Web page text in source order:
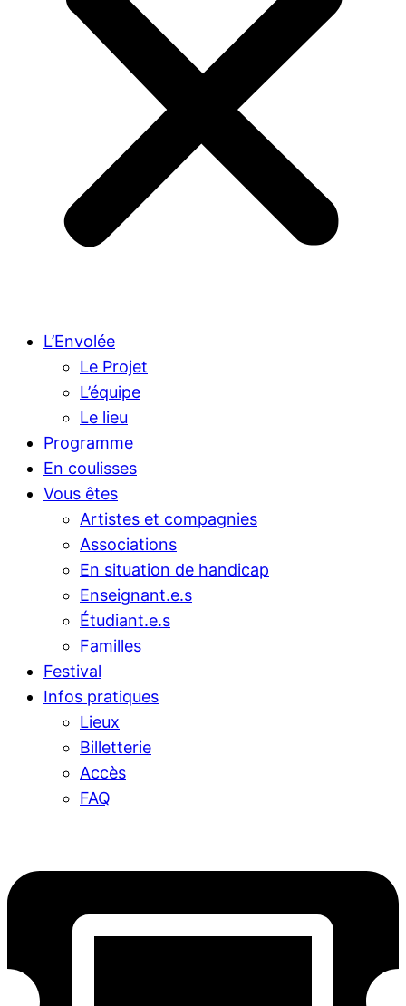
L’Envolée
Le Projet
L’équipe
Le lieu
Programme
En coulisses
Vous êtes
Artistes et compagnies
Associations
En situation de handicap
Enseignant.e.s
Étudiant.e.s
Familles
Festival
Infos pratiques
Lieux
Billetterie
Accès
FAQ